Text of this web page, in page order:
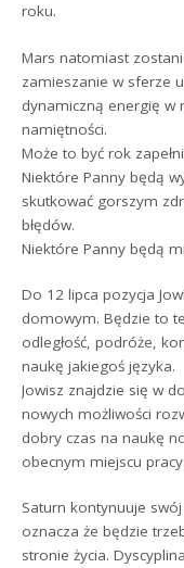
roku.
Mars natomiast
zamieszanie w sferze
dynamiczną energię w
namiętności.
Może to być rok
Niektóre Panny będą
skutkować gorszym
błędów.
Niektóre Panny będą
Do 12 lipca pozycja
domowym. Będzie to
odległość, podróże,
naukę jakiegoś języka.
Jowisz znajdzie się w
nowych możliwości
dobry czas na naukę
obecnym miejscu pracy.
Saturn kontynuuje
oznacza że będzie
stronie życia.